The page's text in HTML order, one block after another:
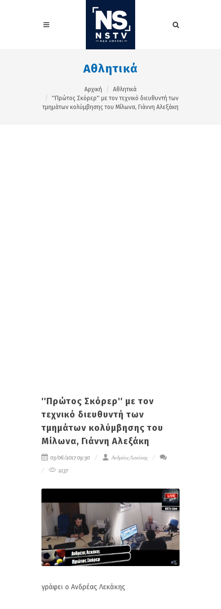
Αθλητικά
Αρχική
Αθλητικά
''Πρώτος Σκόρερ'' με τον τεχνικό διευθυντή των
τμημάτων κολύμβησης του Μίλωνα, Γιάννη Αλεξάκη
''Πρώτος Σκόρερ'' με τον
τεχνικό διευθυντή των
τμημάτων κολύμβησης του
Μίλωνα, Γιάννη Αλεξάκη
03/06/2017 09:30
Ανδρέας Λεκάκης
2137
γράφει ο Ανδρέας Λεκάκης